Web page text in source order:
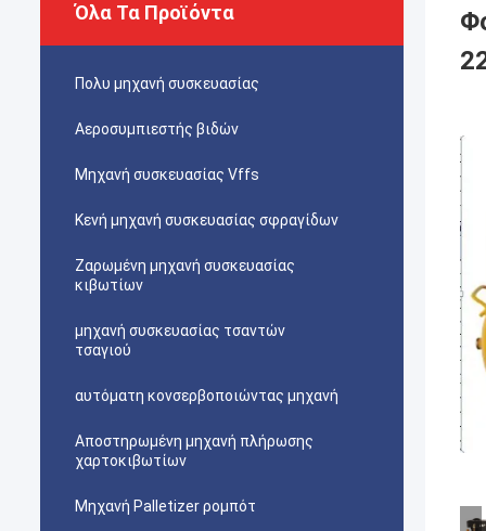
Όλα Τα Προϊόντα
Πολυ μηχανή συσκευασίας
Αεροσυμπιεστής βιδών
Μηχανή συσκευασίας Vffs
Κενή μηχανή συσκευασίας σφραγίδων
Ζαρωμένη μηχανή συσκευασίας
κιβωτίων
μηχανή συσκευασίας τσαντών
τσαγιού
αυτόματη κονσερβοποιώντας μηχανή
Αποστηρωμένη μηχανή πλήρωσης
χαρτοκιβωτίων
Μηχανή Palletizer ρομπότ